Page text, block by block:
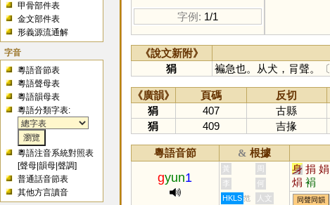
甲骨部件表
金文部件表
形義源流通解
字音
粵語音節表
粵語聲母表
粵語韻母表
粵語分類字表:
粵語注音系統對照表
[聲母 |韻母 |聲調]
普通話音節表
其他方言讀音
字例: 1/1
《說文新附》
狷
褊急也。从犬，肙聲。
《廣韻》 頁碼 反切
狷
407
古縣
狷
409 吉掾
粵語音節 & 根據
gyun1
黃 周 身 捐 娟
焆 裐
李
何
HKLS 范 人文 同聲同韻